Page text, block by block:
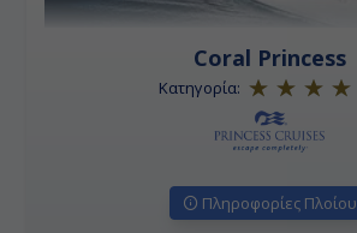
Coral Princess
Κατηγορία:
Πληροφορίες Πλοίου